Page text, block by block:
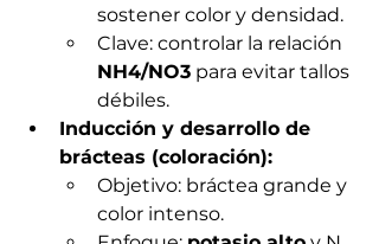
sostener color y densidad.
Clave: controlar la relación
NH4/NO3 para evitar tallos
débiles.
Inducción y desarrollo de
brácteas (coloración):
Objetivo: bráctea grande y
color intenso.